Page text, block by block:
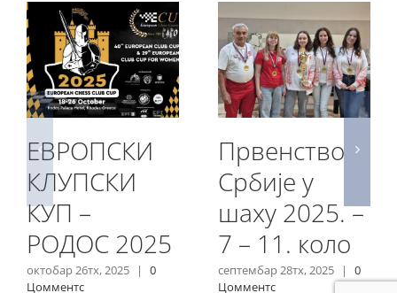
ЕВРОПСКИ
КЛУПСКИ
КУП –
РОДОС 2025
октобар 26тх, 2025 |
0
Цомментс
Првенство
Србије у
шаху 2025. –
7 – 11. коло
септембар 28тх, 2025 |
0
Цомментс